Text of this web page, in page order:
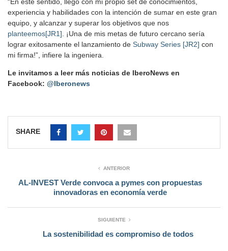
experiencia y habilidades con la intención de sumar en este gran
equipo, y alcanzar y superar los objetivos que nos
planteemos[JR1] . ¡Una de mis metas de futuro cercano sería
lograr exitosamente el lanzamiento de Subway Series [JR2] con
mi firma!”, infiere la ingeniera.
Le invitamos a leer más noticias de IberoNews en
Facebook: @Iberonews
SHARE
ANTERIOR
AL-INVEST Verde convoca a pymes con propuestas
innovadoras en economía verde
SIGUIENTE
La sostenibilidad es compromiso de todos